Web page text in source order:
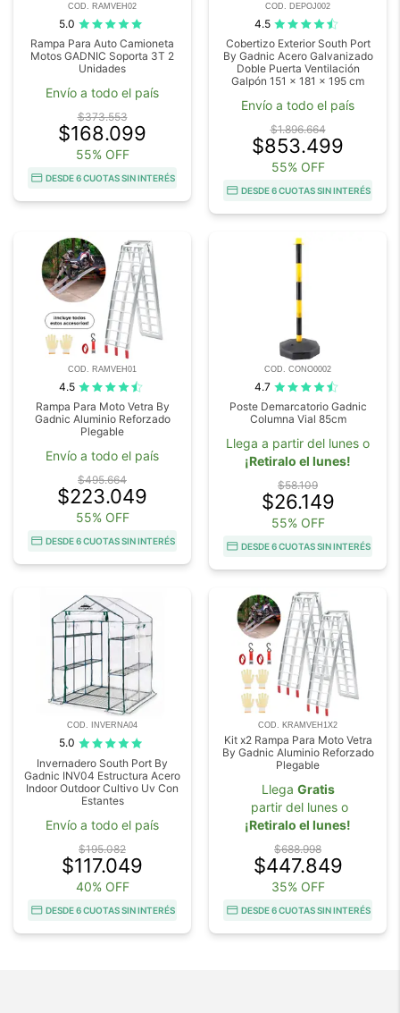
COD. RAMVEH02
5.0
Rampa Para Auto Camioneta
Motos GADNIC Soporta 3T 2
Unidades
Envío a todo el país
$373.553
$168.099
55% OFF
DESDE 6 CUOTAS SIN INTERÉS
COD. DEPOJ002
4.5
Cobertizo Exterior South Port
By Gadnic Acero Galvanizado
Doble Puerta Ventilación
Galpón 151 x 181 x 195 cm
Envío a todo el país
$1.896.664
$853.499
55% OFF
DESDE 6 CUOTAS SIN INTERÉS
COD. RAMVEH01
4.5
Rampa Para Moto Vetra By
Gadnic Aluminio Reforzado
Plegable
Envío a todo el país
$495.664
$223.049
55% OFF
DESDE 6 CUOTAS SIN INTERÉS
COD. CONO0002
4.7
Poste Demarcatorio Gadnic
Columna Vial 85cm
Llega a partir del lunes o
¡Retiralo el lunes!
$58.109
$26.149
55% OFF
DESDE 6 CUOTAS SIN INTERÉS
COD. INVERNA04
5.0
Invernadero South Port By
Gadnic INV04 Estructura Acero
Indoor Outdoor Cultivo Uv Con
Estantes
Envío a todo el país
$195.082
$117.049
40% OFF
DESDE 6 CUOTAS SIN INTERÉS
COD. KRAMVEH1X2
Kit x2 Rampa Para Moto Vetra
By Gadnic Aluminio Reforzado
Plegable
Llega Gratis
partir del lunes o
¡Retiralo el lunes!
$688.998
$447.849
35% OFF
DESDE 6 CUOTAS SIN INTERÉS